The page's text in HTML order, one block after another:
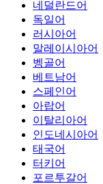
네덜란드어
독일어
러시아어
말레이시아어
벵골어
베트남어
스페인어
아랍어
이탈리아어
인도네시아어
태국어
터키어
포르투갈어